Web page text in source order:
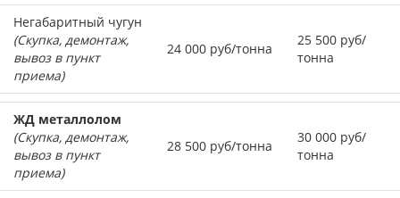
Негабаритный чугун
(Скупка, демонтаж,
вывоз в пункт
приема)
24 000 руб/тонна
25 500 руб/
тонна
ЖД металлолом
(Скупка, демонтаж,
вывоз в пункт
приема)
28 500 руб/тонна
30 000 руб/
тонна